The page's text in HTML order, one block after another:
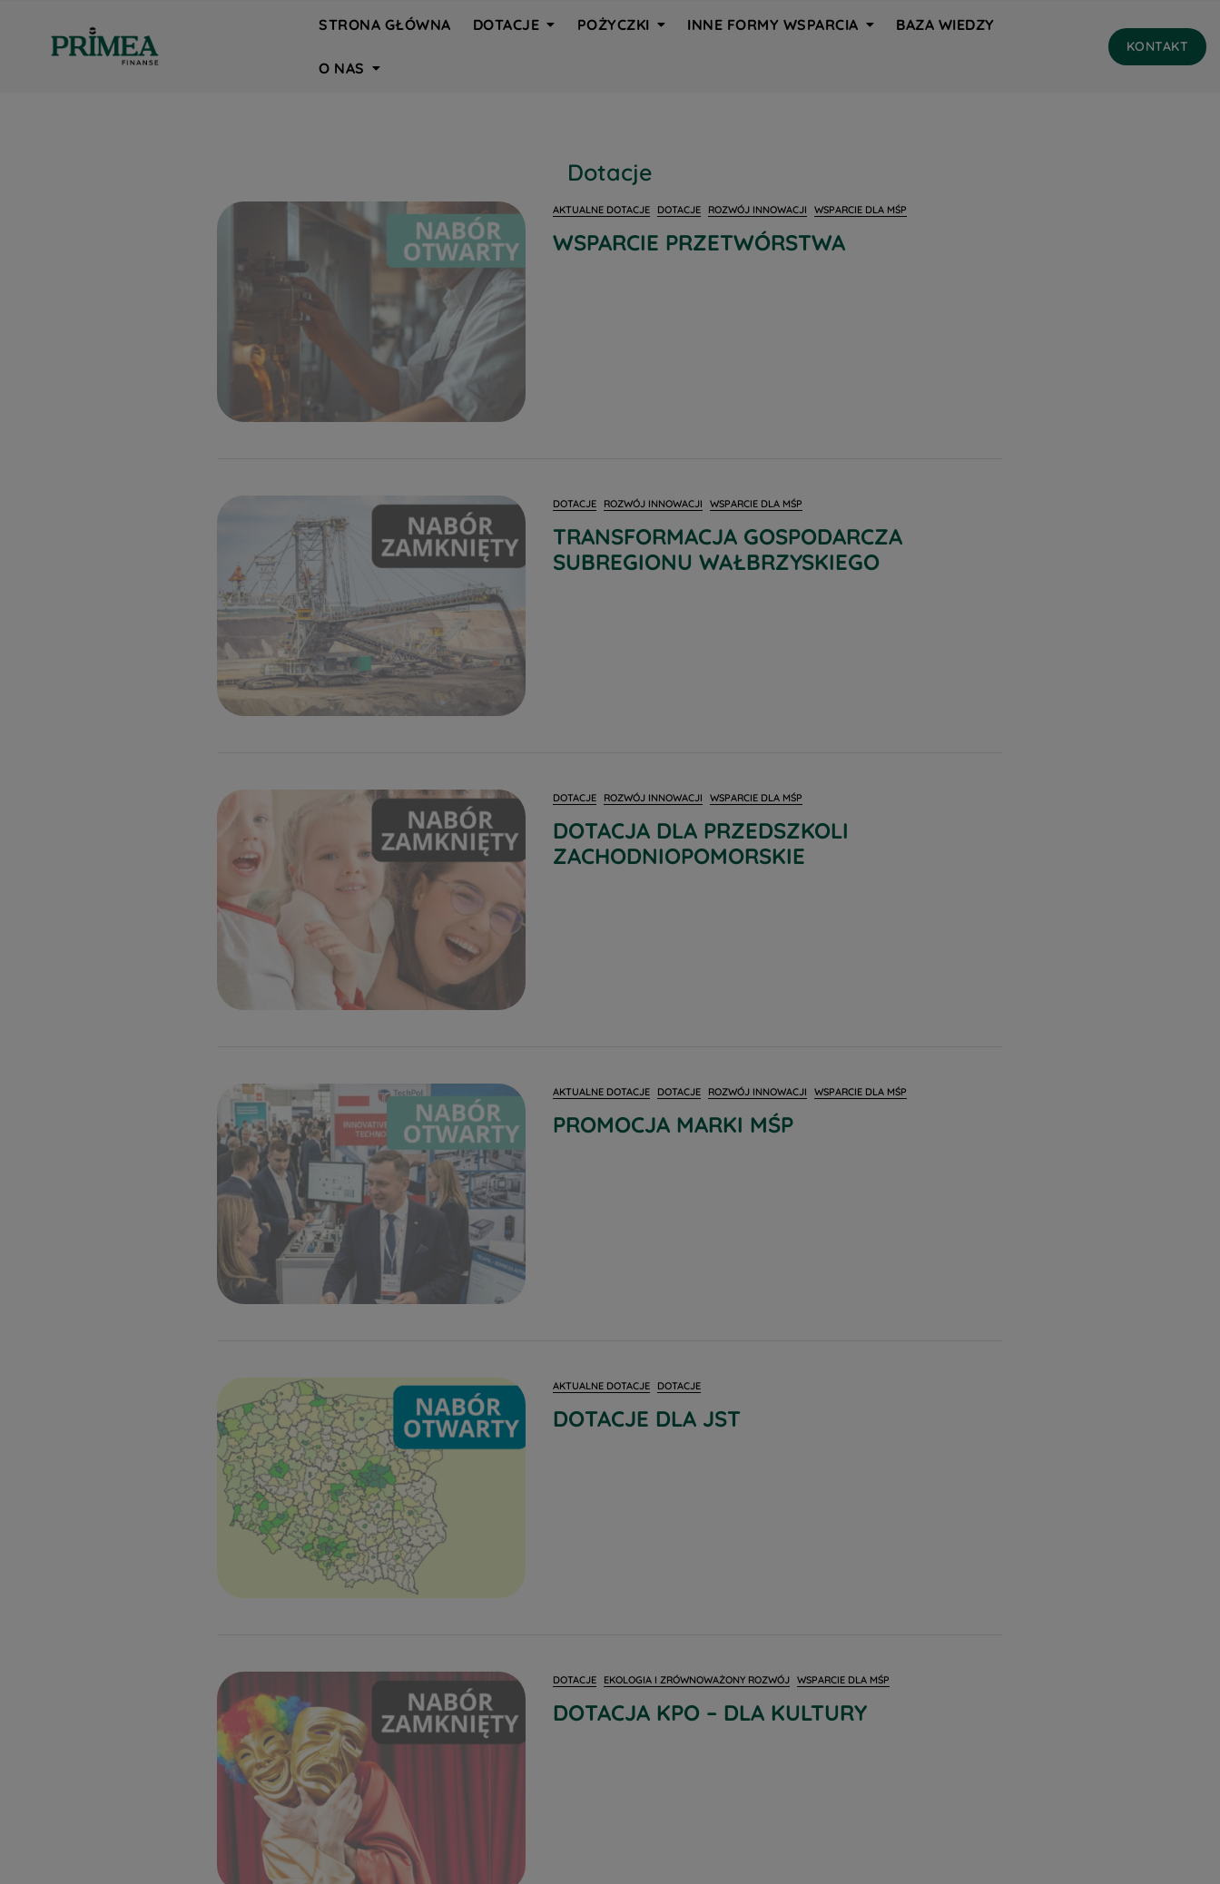
STRONA GŁÓWNA DOTACJE POŻYCZKI INNE FORMY WSPARCIA BAZA WIEDZY
O NAS
KONTAKT
Dotacje
AKTUALNE DOTACJE DOTACJE ROZWÓJ INNOWACJI WSPARCIE DLA MŚP
WSPARCIE PRZETWÓRSTWA
DOTACJE ROZWÓJ INNOWACJI WSPARCIE DLA MŚP
TRANSFORMACJA GOSPODARCZA
SUBREGIONU WAŁBRZYSKIEGO
DOTACJE ROZWÓJ INNOWACJI WSPARCIE DLA MŚP
DOTACJA DLA PRZEDSZKOLI
ZACHODNIOPOMORSKIE
AKTUALNE DOTACJE DOTACJE ROZWÓJ INNOWACJI WSPARCIE DLA MŚP
PROMOCJA MARKI MŚP
AKTUALNE DOTACJE DOTACJE
DOTACJE DLA JST
DOTACJE EKOLOGIA I ZRÓWNOWAŻONY ROZWÓJ WSPARCIE DLA MŚP
DOTACJA KPO – DLA KULTURY